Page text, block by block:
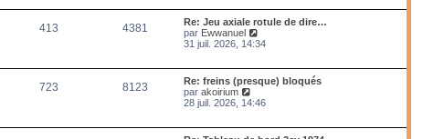
g
e
r
m
e
g
e
r
n
i
e
m
e
s
s
a
e
e
e
n
i
r
e
s
413 4381
Re: Jeu axiale rotule de dire…
par Ewwanuel
o
e
d
e
n
31 juil. 2026, 14:34
723 8123
Re: freins (presque) bloqués
parakoirium
o
28 juil. 2026, 14:46